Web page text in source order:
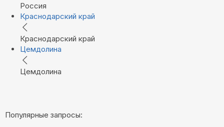
Россия
Краснодарский край
Краснодарский край
Цемдолина
Цемдолина
Популярные запросы: